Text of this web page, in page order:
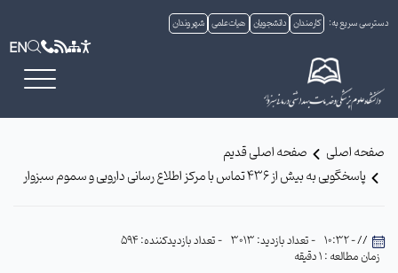
دسترسی سریع به: کارمندان دانشجویان هیات علمی شهروندان
EN
صفحه اصلی
صفحه اصلی قدیم
پاسخگویی به بیش از 436 تماس با مرکز اطلاع رسانی دارویی و سموم سبزوار
// - 10:32 - تعداد بازدید: 3013
- تعداد بازدیدکننده: 594
زمان مطالعه : 1 دقیقه